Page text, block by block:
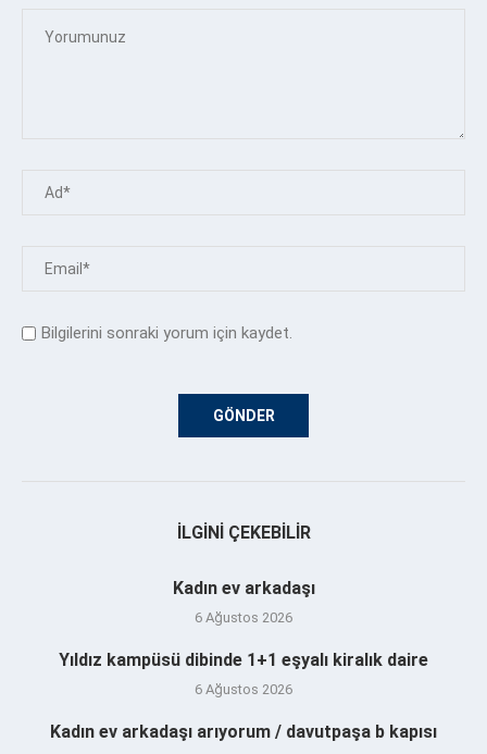
Bilgilerini sonraki yorum için kaydet.
İLGINI ÇEKEBILIR
Kadın ev arkadaşı
6 Ağustos 2026
Yıldız kampüsü dibinde 1+1 eşyalı kiralık daire
6 Ağustos 2026
Kadın ev arkadaşı arıyorum / davutpaşa b kapısı